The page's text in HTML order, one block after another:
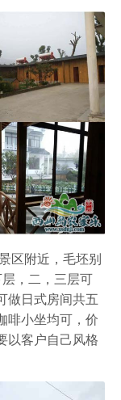
区附近，毛坯别
，二，三层可
做日式房间共五
啡小坐均可，价
以客户自己风格